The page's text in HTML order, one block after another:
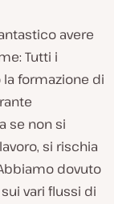
avere
Tutti i
formazione di
se non si
si rischia
dovuto
vari flussi di